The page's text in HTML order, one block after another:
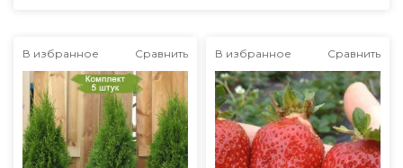
В избранное Сравнить В избранное Сравнить